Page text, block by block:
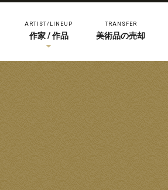
ARTIST/LINEUP
作家 / 作品
TRANSFER
美術品の売却